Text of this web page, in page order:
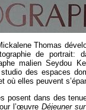
Thomas
de portrait:
malien Seydou
des espaces
où elles peuvent
posent dans des
l’œuvre Déjeuner